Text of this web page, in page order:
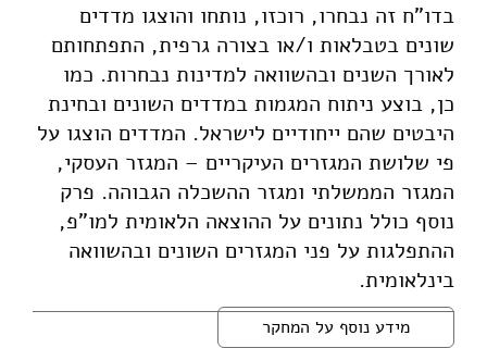
בדו"ח זה נבחרו, רוכזו, נותחו והוצגו מדדים
שונים בטבלאות ו/או בצורה גרפית, התפתחותם
לאורך השנים ובהשוואה למדינות נבחרות. כמו
כן, בוצע ניתוח המגמות במדדים השונים ובחינת
היבטים שהם ייחודיים לישראל. המדדים הוצגו על
פי שלושת המגזרים העיקריים – המגזר העסקי,
המגזר הממשלתי ומגזר ההשכלה הגבוהה. פרק
נוסף כולל נתונים על ההוצאה הלאומית למו"פ,
ההתפלגות על פני המגזרים השונים ובהשוואה
בינלאומית.
מידע נוסף על המחקר